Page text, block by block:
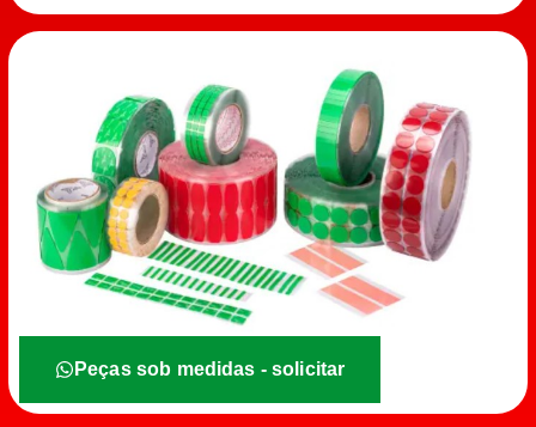
Peças sob medidas - solicitar